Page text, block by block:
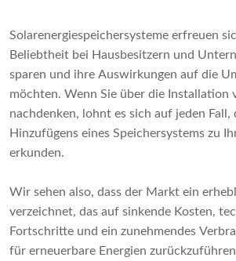
Solarenergiespeichersysteme erfreuen
Beliebtheit bei Hausbesitzern und
sparen und ihre Auswirkungen auf die
möchten. Wenn Sie über die Installation
nachdenken, lohnt es sich auf jeden Fall,
Hinzufügens eines Speichersystems zu
erkunden.
Wir sehen also, dass der Markt ein
verzeichnet, das auf sinkende Kosten,
Fortschritte und ein zunehmendes
für erneuerbare Energien